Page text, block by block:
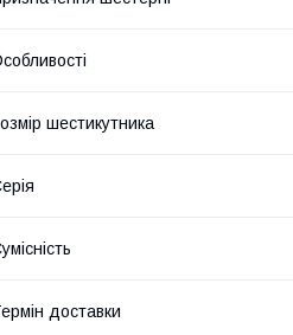
шестикутника
доставки